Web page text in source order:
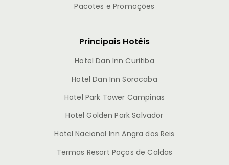
Pacotes e Promoções
Principais Hotéis
Hotel Dan Inn Curitiba
Hotel Dan Inn Sorocaba
Hotel Park Tower Campinas
Hotel Golden Park Salvador
Hotel Nacional Inn Angra dos Reis
Termas Resort Poços de Caldas